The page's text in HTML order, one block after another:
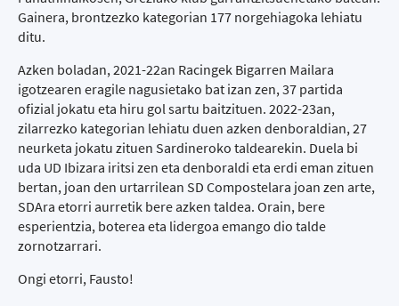
Gainera, brontzezko kategorian 177 norgehiagoka lehiatu
ditu.
Azken boladan, 2021-22an Racingek Bigarren Mailara
igotzearen eragile nagusietako bat izan zen, 37 partida
ofizial jokatu eta hiru gol sartu baitzituen. 2022-23an,
zilarrezko kategorian lehiatu duen azken denboraldian, 27
neurketa jokatu zituen Sardineroko taldearekin. Duela bi
uda UD Ibizara iritsi zen eta denboraldi eta erdi eman zituen
bertan, joan den urtarrilean SD Compostelara joan zen arte,
SDAra etorri aurretik bere azken taldea. Orain, bere
esperientzia, boterea eta lidergoa emango dio talde
zornotzarrari.
Ongi etorri, Fausto!